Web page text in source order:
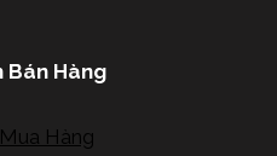
Bán Hàng
Hàng